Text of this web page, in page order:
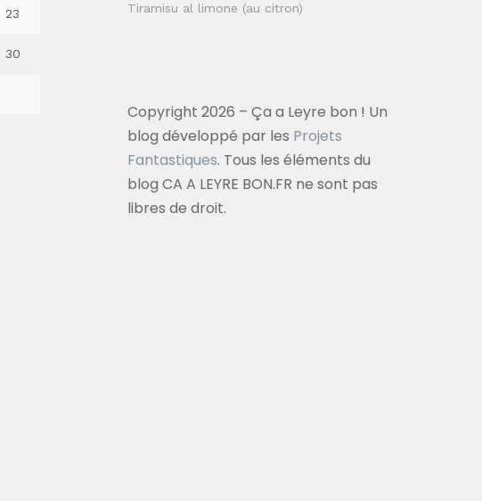
23
30
Tiramisu al limone (au citron)
Copyright 2026 – Ça a Leyre bon ! Un
blog développé par les Projets
Fantastiques. Tous les éléments du
blog CA A LEYRE BON.FR ne sont pas
libres de droit.